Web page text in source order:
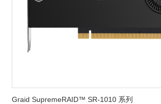
Graid SupremeRAID™ SR-1010 系列